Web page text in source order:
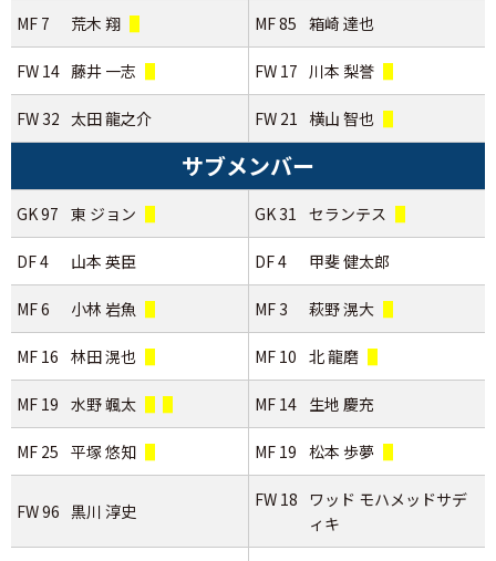
MF 7 荒木 翔 MF 85 箱崎 達也
FW 14 藤井 一志 FW 17 川本 梨誉
FW 32 太田 龍之介 FW 21 横山 智也
サブメンバー
GK 97 東 ジョン GK 31 セランテス
DF 4 山本 英臣 DF 4 甲斐 健太郎
MF 6 小林 岩魚 MF 3 萩野 滉大
MF 16 林田 滉也 MF 10 北 龍磨
MF 19 水野 颯太 MF 14 生地 慶充
MF 25 平塚 悠知 MF 19 松本 歩夢
FW 96 黒川 淳史
FW 18
ワッド モハメッドサデ
ィキ